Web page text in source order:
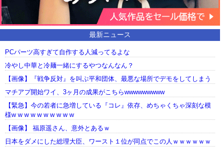
最新ニュース
PCパーツ高すぎて自作する人減ってるよな
冷やし中華と冷麺一緒にするやつなんなん？
【画像】『戦争反対』を叫ぶ平和団体、最悪な場所でデモをしてしまう
マチアプ開始ワイ、3ヶ月の成果がこちらwwwwwwwww
【緊急】今の若者に急増している『コレ』依存、めちゃくちゃ深刻な模
様w w w w w w w w w w
【画像】 福原遥さん、意外とあるｗ
日本をダメにした総理大臣、ワースト１位が同点でこの人ｗｗｗｗｗｗ